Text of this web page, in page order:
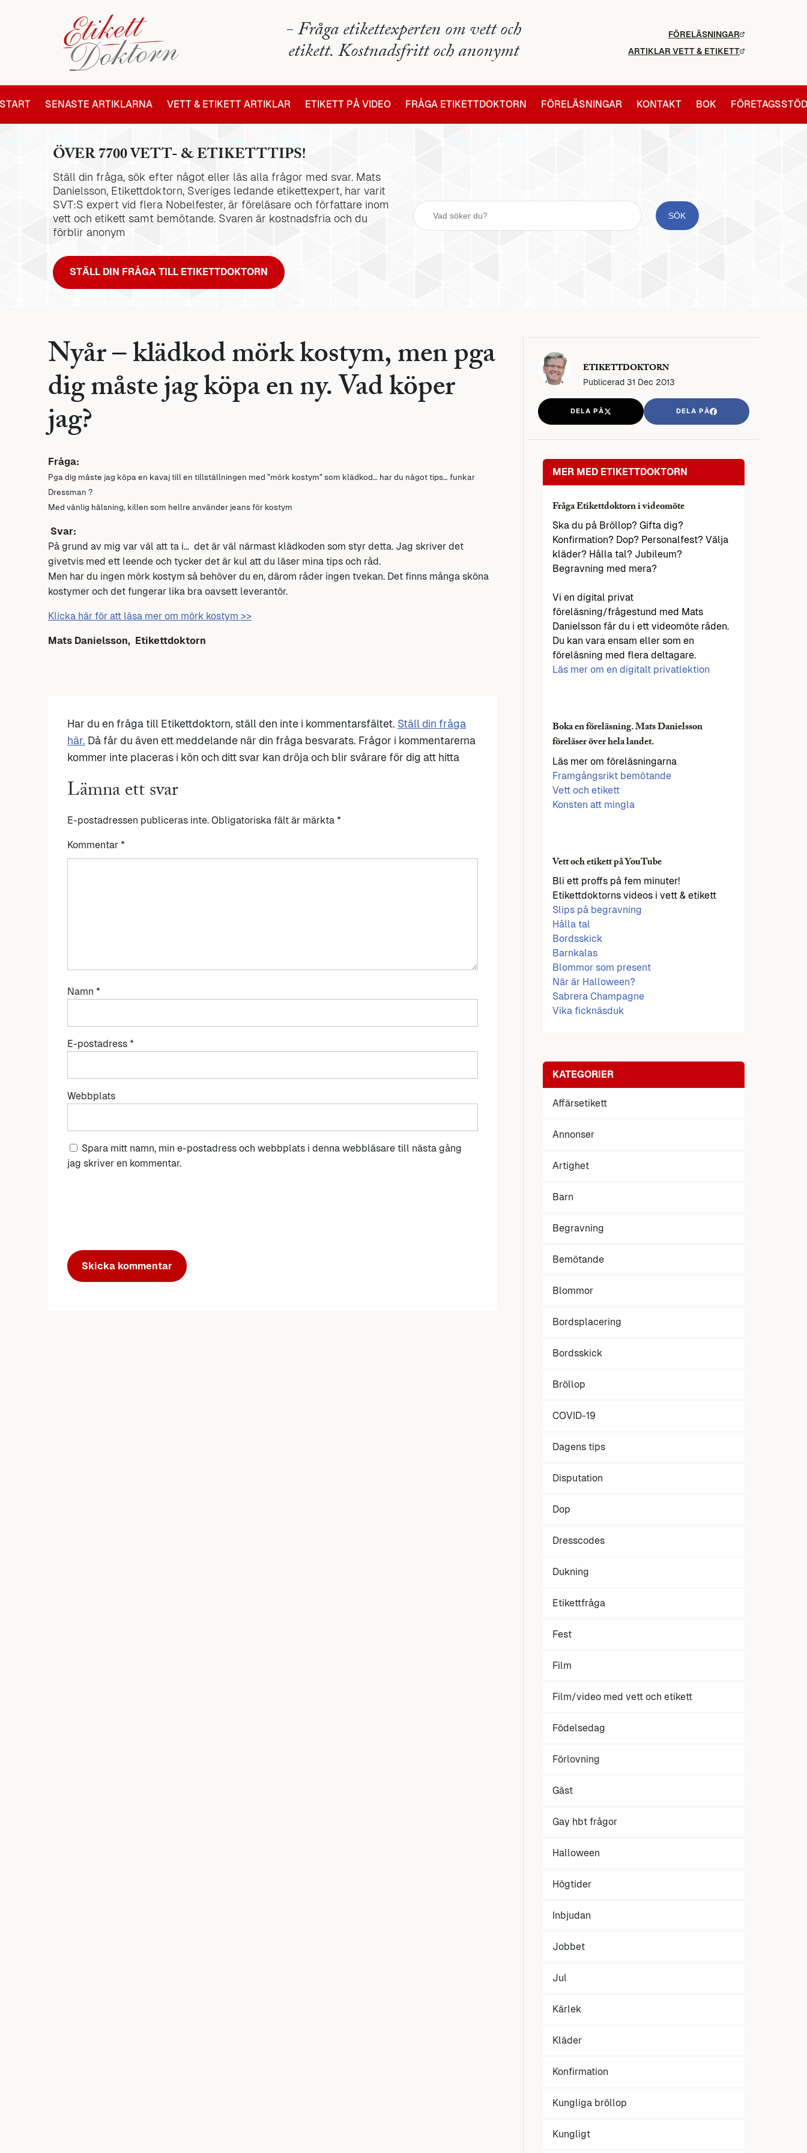
- Fråga etikettexperten om vett och
etikett. Kostnadsfritt och anonymt
FÖRELÄSNINGAR
ARTIKLAR VETT & ETIKETT
START SENASTE ARTIKLARNA VETT & ETIKETT ARTIKLAR ETIKETT PÅ VIDEO FRÅGA ETIKETTDOKTORN FÖRELÄSNINGAR KONTAKT BOK FÖRETAGSSTÖD
ÖVER 7700 VETT- & ETIKETTTIPS!
Ställ din fråga, sök efter något eller läs alla frågor med svar. Mats
Danielsson, Etikettdoktorn, Sveriges ledande etikettexpert, har varit
SVT:S expert vid flera Nobelfester, är föreläsare och författare inom
vett och etikett samt bemötande. Svaren är kostnadsfria och du
förblir anonym
STÄLL DIN FRÅGA TILL ETIKETTDOKTORN
Nyår – klädkod mörk kostym, men pga
dig måste jag köpa en ny. Vad köper
jag?
Fråga:
Pga dig måste jag köpa en kavaj till en tillställningen med ”mörk kostym” som klädkod… har du något tips… funkar
Dressman ?
Med vänlig hälsning, killen som hellre använder jeans för kostym
Svar:
På grund av mig var väl att ta i… det är väl närmast klädkoden som styr detta. Jag skriver det
givetvis med ett leende och tycker det är kul att du läser mina tips och råd.
Men har du ingen mörk kostym så behöver du en, därom råder ingen tvekan. Det finns många sköna
kostymer och det fungerar lika bra oavsett leverantör.
Klicka här för att läsa mer om mörk kostym >>
Mats Danielsson, Etikettdoktorn
Har du en fråga till Etikettdoktorn, ställ den inte i kommentarsfältet. Ställ din fråga
här. Då får du även ett meddelande när din fråga besvarats. Frågor i kommentarerna
kommer inte placeras i kön och ditt svar kan dröja och blir svårare för dig att hitta
Lämna ett svar
E-postadressen publiceras inte. Obligatoriska fält är märkta *
Kommentar *
Namn *
E-postadress *
Webbplats
Spara mitt namn, min e-postadress och webbplats i denna webbläsare till nästa gång
jag skriver en kommentar.
ETIKETTDOKTORN
Publicerad 31 Dec 2013
DELA PÅ DELA PÅ
MER MED ETIKETTDOKTORN
Fråga Etikettdoktorn i videomöte
Ska du på Bröllop? Gifta dig?
Konfirmation? Dop? Personalfest? Välja
kläder? Hålla tal? Jubileum?
Begravning med mera?
Vi en digital privat
föreläsning/frågestund med Mats
Danielsson får du i ett videomöte råden.
Du kan vara ensam eller som en
föreläsning med flera deltagare.
Läs mer om en digitalt privatlektion
Boka en föreläsning. Mats Danielsson
föreläser över hela landet.
Läs mer om föreläsningarna
Framgångsrikt bemötande
Vett och etikett
Konsten att mingla
Vett och etikett på YouTube
Bli ett proffs på fem minuter!
Etikettdoktorns videos i vett & etikett
Slips på begravning
Hålla tal
Bordsskick
Barnkalas
Blommor som present
När är Halloween?
Sabrera Champagne
Vika ficknäsduk
KATEGORIER
Affärsetikett
Annonser
Artighet
Barn
Begravning
Bemötande
Blommor
Bordsplacering
Bordsskick
Bröllop
COVID-19
Dagens tips
Disputation
Dop
Dresscodes
Dukning
Etikettfråga
Fest
Film
Film/video med vett och etikett
Födelsedag
Förlovning
Gäst
Gay hbt frågor
Halloween
Högtider
Inbjudan
Jobbet
Jul
Kärlek
Kläder
Konfirmation
Kungliga bröllop
Kungligt